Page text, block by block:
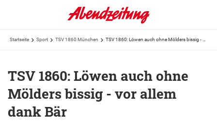
Startseite Sport TSV 1860 München
TSV 1860: Löwen auch ohne
Mölders bissig - vor allem
dank Bär